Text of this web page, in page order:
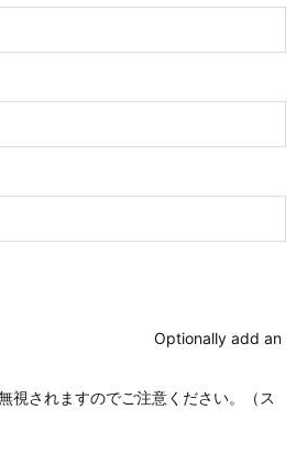
Optionally add an
視されますのでご注意ください。（ス